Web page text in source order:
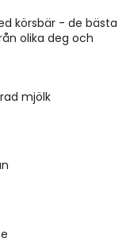
körsbär - de bästa
olika deg och
mjölk